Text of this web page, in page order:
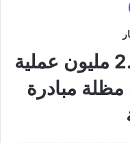
إنجاز جديد للصحة: 2.8 مليون عملية
مبادرة